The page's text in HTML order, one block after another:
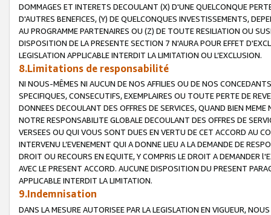
DOMMAGES ET INTERETS DECOULANT (X) D'UNE QUELCONQUE
D'AUTRES BENEFICES, (Y) DE QUELCONQUES INVESTISSEMENTS,
AU PROGRAMME PARTENAIRES OU (Z) DE TOUTE RESILIATION OU
DISPOSITION DE LA PRESENTE SECTION 7 N'AURA POUR EFFET
LEGISLATION APPLICABLE INTERDIT LA LIMITATION OU L’EXCLUSION.
8.Limitations de responsabilité
NI NOUS-MÊMES NI AUCUN DE NOS AFFILIES OU DE NOS
SPECIFIQUES, CONSECUTIFS, EXEMPLAIRES OU TOUTE PERTE DE
DONNEES DECOULANT DES OFFRES DE SERVICES, QUAND BIEN
NOTRE RESPONSABILITE GLOBALE DECOULANT DES OFFRES DE
VERSEES OU QUI VOUS SONT DUES EN VERTU DE CET ACCORD AU
INTERVENU L’EVENEMENT QUI A DONNE LIEU A LA DEMANDE DE
DROIT OU RECOURS EN EQUITE, Y COMPRIS LE DROIT A DEMANDER
AVEC LE PRESENT ACCORD. AUCUNE DISPOSITION DU PRESENT
APPLICABLE INTERDIT LA LIMITATION.
9.Indemnisation
DANS LA MESURE AUTORISEE PAR LA LEGISLATION EN VIGUEUR,